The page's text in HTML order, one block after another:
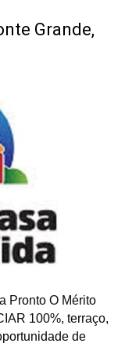
Grande,
Pronto O Mérito
100%, terraço,
de